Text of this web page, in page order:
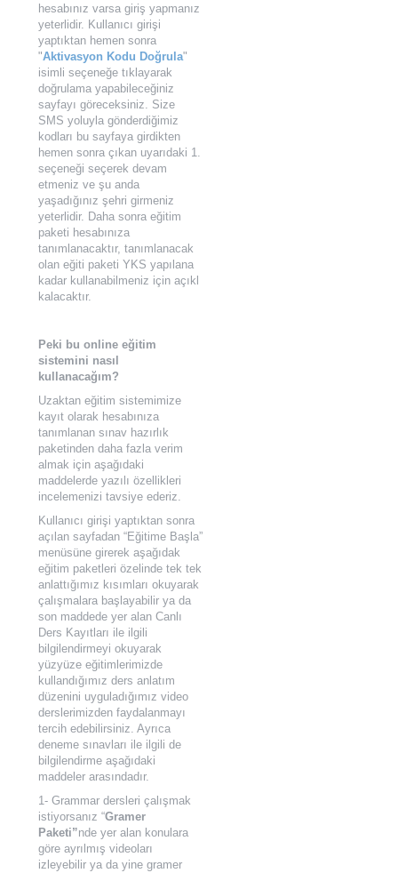
hesabınız varsa giriş yapmanız
yeterlidir. Kullanıcı girişi
yaptıktan hemen sonra
"Aktivasyon Kodu Doğrula"
isimli seçeneğe tıklayarak
doğrulama yapabileceğiniz
sayfayı göreceksiniz. Size
SMS yoluyla gönderdiğimiz
kodları bu sayfaya girdikten
hemen sonra çıkan uyarıdaki 1.
seçeneği seçerek devam
etmeniz ve şu anda
yaşadığınız şehri girmeniz
yeterlidir. Daha sonra eğitim
paketi hesabınıza
tanımlanacaktır, tanımlanacak
olan eğiti paketi YKS yapılana
kadar kullanabilmeniz için açıkl
kalacaktır.
Peki bu online eğitim
sistemini nasıl
kullanacağım?
Uzaktan eğitim sistemimize
kayıt olarak hesabınıza
tanımlanan sınav hazırlık
paketinden daha fazla verim
almak için aşağıdaki
maddelerde yazılı özellikleri
incelemenizi tavsiye ederiz.
Kullanıcı girişi yaptıktan sonra
açılan sayfadan “Eğitime Başla”
menüsüne girerek aşağıdak
eğitim paketleri özelinde tek tek
anlattığımız kısımları okuyarak
çalışmalara başlayabilir ya da
son maddede yer alan Canlı
Ders Kayıtları ile ilgili
bilgilendirmeyi okuyarak
yüzyüze eğitimlerimizde
kullandığımız ders anlatım
düzenini uyguladığımız video
derslerimizden faydalanmayı
tercih edebilirsiniz. Ayrıca
deneme sınavları ile ilgili de
bilgilendirme aşağıdaki
maddeler arasındadır.
1- Grammar dersleri çalışmak
istiyorsanız “Gramer
Paketi”nde yer alan konulara
göre ayrılmış videoları
izleyebilir ya da yine gramer